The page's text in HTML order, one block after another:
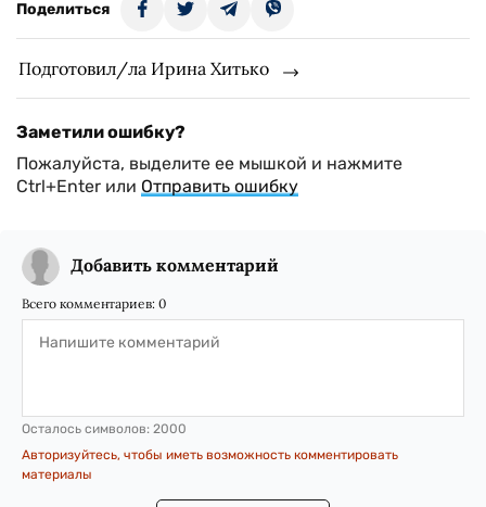
Поделиться
Подготовил/ла Ирина Хитько
Заметили ошибку?
Пожалуйста, выделите ее мышкой и нажмите
Ctrl+Enter или Отправить ошибку
Добавить комментарий
Всего комментариев: 0
Осталось символов: 2000
Авторизуйтесь, чтобы иметь возможность комментировать
материалы